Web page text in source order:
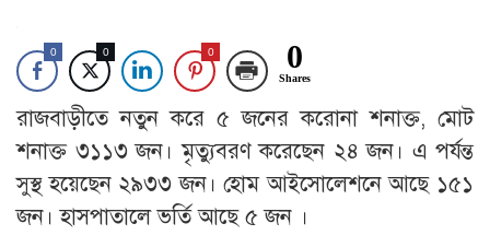
0 0 0 0
Shares
রাজবাড়ীতে নতুন করে ৫ জনের করোনা শনাক্ত, মোট
শনাক্ত ৩১১৩ জন। মৃত্যুবরণ করেছেন ২৪ জন। এ পর্যন্ত
সুস্থ হয়েছেন ২৯৩৩ জন। হোম আইসোলেশনে আছে ১৫১
জন। হাসপাতালে ভর্তি আছে ৫ জন ।